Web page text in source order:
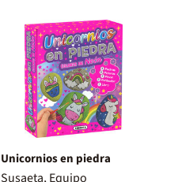
Unicornios en piedra
Susaeta, Equipo